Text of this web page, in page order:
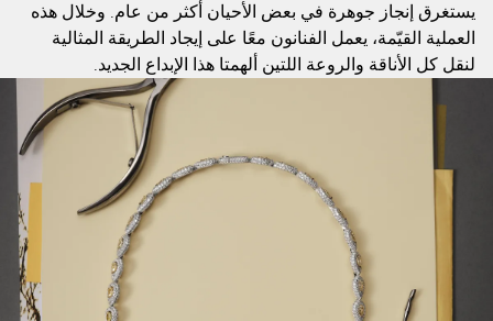
يستغرق إنجاز جوهرة في بعض الأحيان أكثر من عام. وخلال هذه
العملية القيّمة، يعمل الفنانون معًا على إيجاد الطريقة المثالية
لنقل كل الأناقة والروعة اللتين ألهمتا هذا الإبداع الجديد.